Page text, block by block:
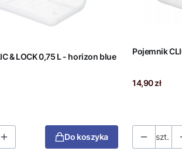
Pojemnik CLIC & LOCK 0,75 L - horizon blue
Do koszyka
Cena
14,90 zł
szt.